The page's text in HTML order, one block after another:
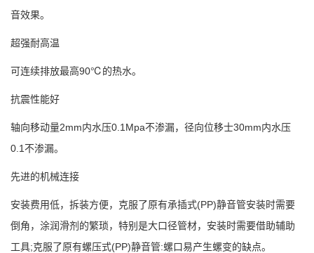
音效果。
超强耐高温
可连续排放最高90℃的热水。
抗震性能好
轴向移动量2mm内水压0.1Mpa不渗漏，径向位移士30mm内水压
0.1不渗漏。
先进的机械连接
安装费用低，拆装方便，克服了原有承插式(PP)静音管安装时需要
倒角，涂润滑剂的繁琐，特别是大口径管材，安装时需要借助辅助
工具;克服了原有螺压式(PP)静音管:螺口易产生螺变的缺点。